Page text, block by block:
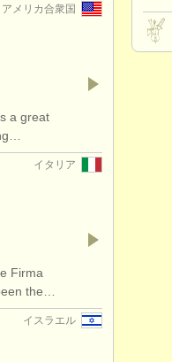
bassoon (4)
reeds
cases (3)
アメリカ合衆国
a great
イタリア
Firma
the…
イスラエル